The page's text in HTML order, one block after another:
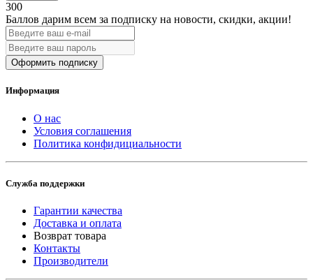
300
Баллов дарим всем за подписку на новости, скидки, акции!
Оформить подписку
Информация
О нас
Условия соглашения
Политика конфидициальности
Служба поддержки
Гарантии качества
Доставка и оплата
Возврат товара
Контакты
Производители